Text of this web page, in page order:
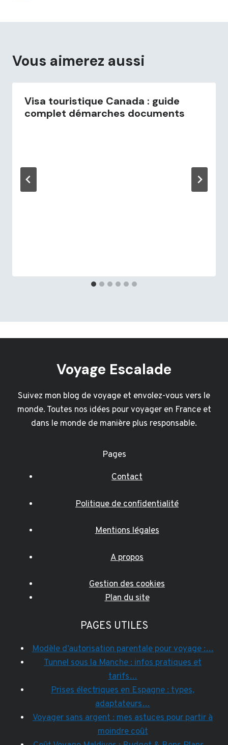
Vous aimerez aussi
Visa touristique Canada : guide
complet démarches documents
Voyage Escalade
Suivez mon blog de voyage et envolez-vous vers le
monde. Toutes nos idées pour voyager en France et
dans le monde de manière plus responsable.
Pages
Contact
Politique de confidentialité
Mentions légales
A propos
Gestion des cookies
Plan du site
PAGES UTILES
Modèle d’autorisation parentale pour voyage :…
Tunnel sous la Manche : infos pratiques et
tarifs…
Prises électriques en Espagne : types,
adaptateurs…
Voyager sans argent : mes astuces pour partir à
moindre coût